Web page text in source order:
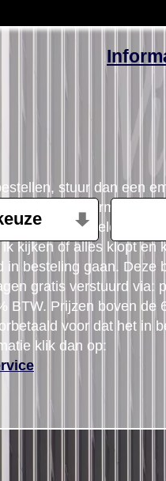
stuur dan een
Product, formaat,
plus uw telefoon
kijken of alles klopt en
in besteling gaan. Deze
gratis verstuurd via:
BTW. Prijzen boven de
voor dat het in
klik dan op: